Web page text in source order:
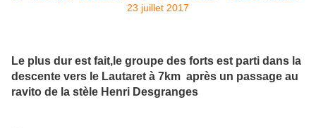
Le plus dur est fait,le groupe des forts est parti dans la
descente vers le Lautaret à 7km après un passage au
ravito de la stèle Henri Desgranges